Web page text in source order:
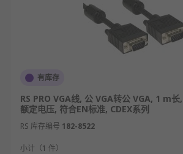
有库存
RS PRO VGA线, 公 VGA转公 VGA, 1 m
额定电压, 符合EN标准, CDEX系列
RS 库存编号 182-8522
小计（1 件）